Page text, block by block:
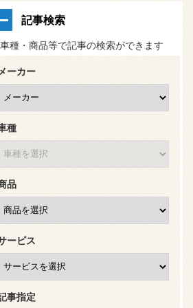
記事検索
種・商品等で記事の検索ができます
ーカー
種
品
ービス
事指定